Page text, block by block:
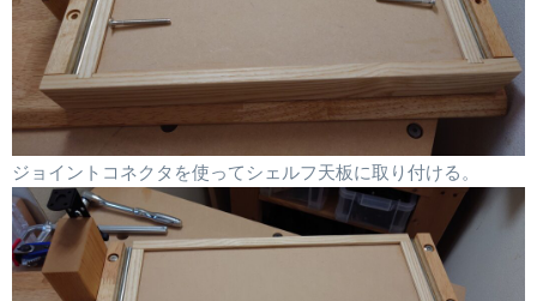
ジョイントコネクタを使ってシェルフ天板に取り付ける。